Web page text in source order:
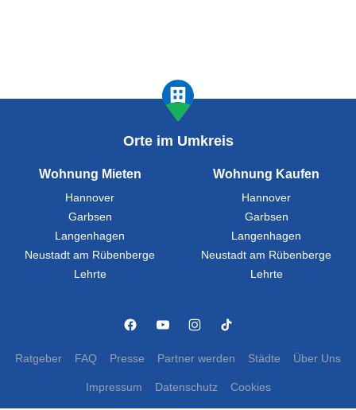
Orte im Umkreis
Wohnung Mieten
Hannover
Garbsen
Langenhagen
Neustadt am Rübenberge
Lehrte
Wohnung Kaufen
Hannover
Garbsen
Langenhagen
Neustadt am Rübenberge
Lehrte
Ratgeber FAQ Presse Partner werden Städte Über Uns
Impressum Datenschutz Cookies